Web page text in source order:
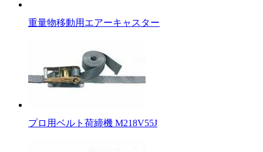
重量物移動用エアーキャスター
プロ用ベルト荷締機 M218V55J